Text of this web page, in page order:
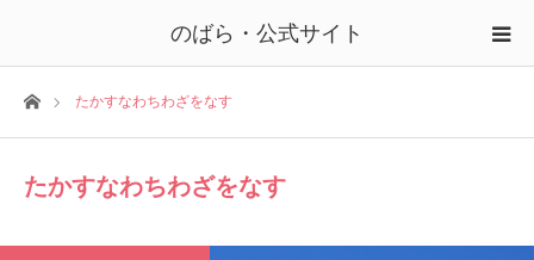
のばら・公式サイト
ホームたかすなわちわざをなす
たかすなわちわざをなす